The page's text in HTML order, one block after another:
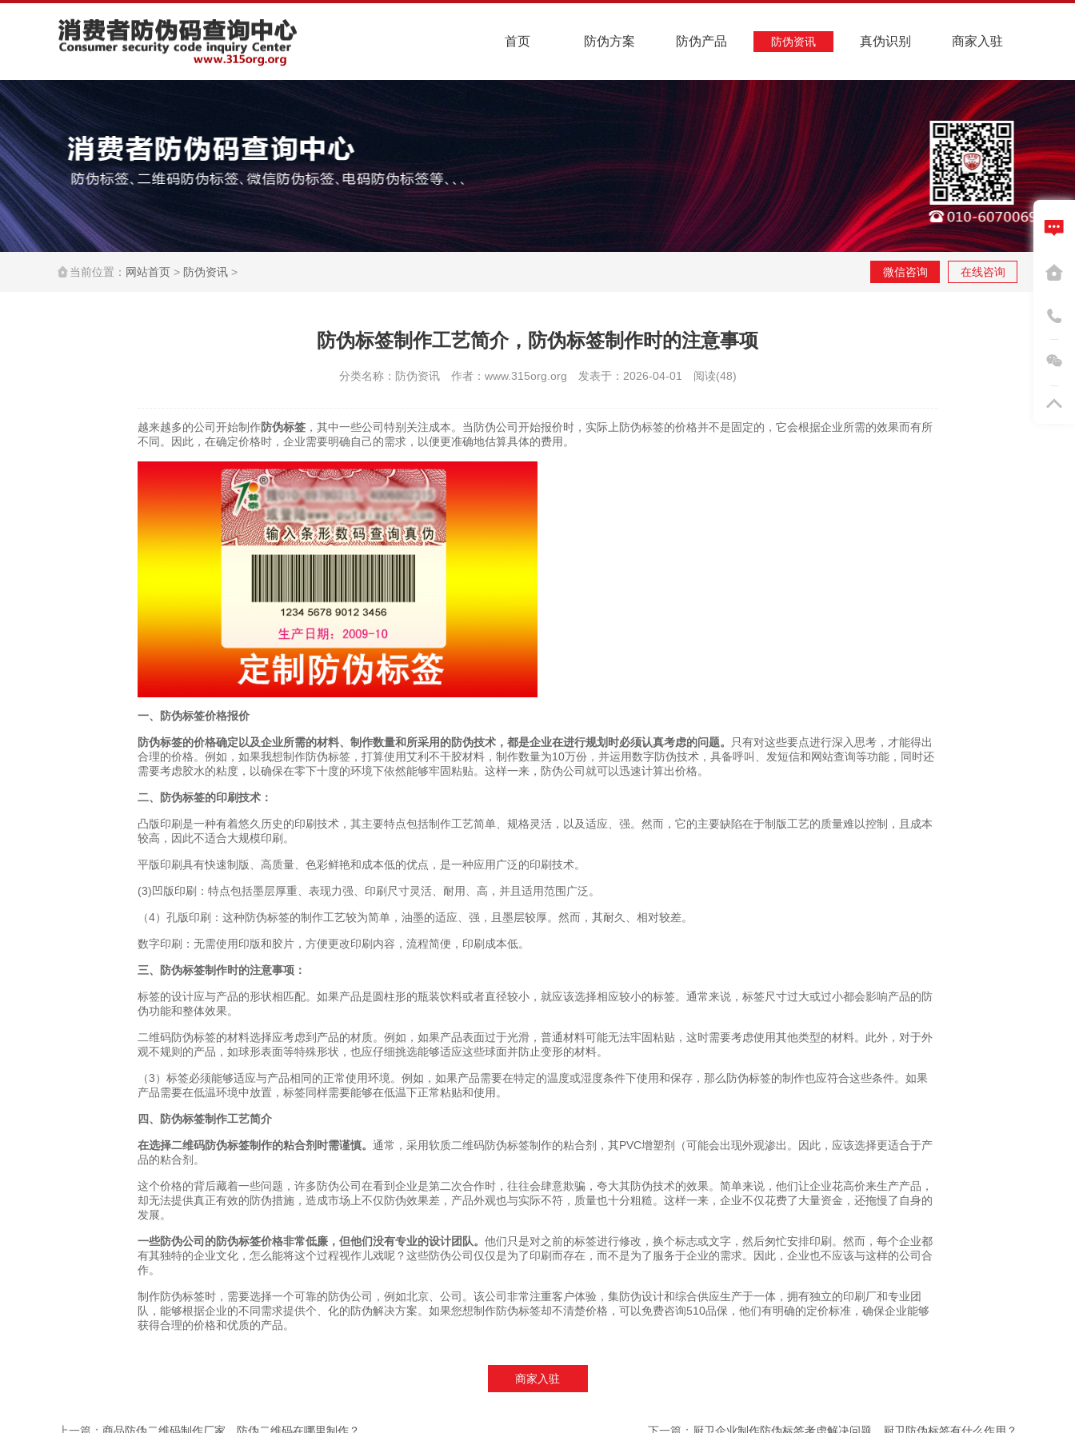
首页 防伪方案 防伪产品 防伪资讯 真伪识别 商家入驻
当前位置： 网站首页 > 防伪资讯 > 微信咨询 在线咨询
防伪标签制作工艺简介，防伪标签制作时的注意事项
分类名称：防伪资讯 作者：www.315org.org 发表于：2026-04-01 阅读(48)
越来越多的公司开始制作防伪标签 ，其中一些公司特别关注成本。当防伪公司开始报价时，实际上防伪标签的价格并不是固定的，它会根据企业所需的效果而有所
不同。因此，在确定价格时，企业需要明确自己的需求，以便更准确地估算具体的费用。
一、防伪标签价格报价
防伪标签的价格确定以及企业所需的材料、制作数量和所采用的防伪技术，都是企业在进行规划时必须认真考虑的问题。
只有对这些要点进行深入思考，才能得出
合理的价格。例如，如果我想制作防伪标签，打算使用艾利不干胶材料，制作数量为10万份，并运用数字防伪技术，具备呼叫、发短信和网站查询等功能，同时还
需要考虑胶水的粘度，以确保在零下十度的环境下依然能够牢固粘贴。这样一来，防伪公司就可以迅速计算出价格。
二、防伪标签的印刷技术：
凸版印刷是一种有着悠久历史的印刷技术，其主要特点包括制作工艺简单、规格灵活，以及适应、强。然而，它的主要缺陷在于制版工艺的质量难以控制，且成本
较高，因此不适合大规模印刷。
平版印刷具有快速制版、高质量、色彩鲜艳和成本低的优点，是一种应用广泛的印刷技术。
(3)凹版印刷：特点包括墨层厚重、表现力强、印刷尺寸灵活、耐用、高，并且适用范围广泛。
（4）孔版印刷：这种防伪标签的制作工艺较为简单，油墨的适应、强，且墨层较厚。然而，其耐久、相对较差。
数字印刷：无需使用印版和胶片，方便更改印刷内容，流程简便，印刷成本低。
三、防伪标签制作时的注意事项：
标签的设计应与产品的形状相匹配。如果产品是圆柱形的瓶装饮料或者直径较小，就应该选择相应较小的标签。通常来说，标签尺寸过大或过小都会影响产品的防
伪功能和整体效果。
二维码防伪标签的材料选择应考虑到产品的材质。例如，如果产品表面过于光滑，普通材料可能无法牢固粘贴，这时需要考虑使用其他类型的材料。此外，对于外
观不规则的产品，如球形表面等特殊形状，也应仔细挑选能够适应这些球面并防止变形的材料。
（3）标签必须能够适应与产品相同的正常使用环境。例如，如果产品需要在特定的温度或湿度条件下使用和保存，那么防伪标签的制作也应符合这些条件。如果
产品需要在低温环境中放置，标签同样需要能够在低温下正常粘贴和使用。
四、防伪标签制作工艺简介
在选择二维码防伪标签制作的粘合剂时需谨慎。 通常，采用软质二维码防伪标签制作的粘合剂，其PVC增塑剂（可能会出现外观渗出。因此，应该选择更适合于产
品的粘合剂。
这个价格的背后藏着一些问题，许多防伪公司在看到企业是第二次合作时，往往会肆意欺骗，夸大其防伪技术的效果。简单来说，他们让企业花高价来生产产品，
却无法提供真正有效的防伪措施，造成市场上不仅防伪效果差，产品外观也与实际不符，质量也十分粗糙。这样一来，企业不仅花费了大量资金，还拖慢了自身的
发展。
一些防伪公司的防伪标签价格非常低廉，但他们没有专业的设计团队。 他们只是对之前的标签进行修改，换个标志或文字，然后匆忙安排印刷。然而，每个企业都
有其独特的企业文化，怎么能将这个过程视作儿戏呢？这些防伪公司仅仅是为了印刷而存在，而不是为了服务于企业的需求。因此，企业也不应该与这样的公司合
作。
制作防伪标签时，需要选择一个可靠的防伪公司，例如北京、公司。该公司非常注重客户体验，集防伪设计和综合供应生产于一体，拥有独立的印刷厂和专业团
队，能够根据企业的不同需求提供个、化的防伪解决方案。如果您想制作防伪标签却不清楚价格，可以免费咨询510品保，他们有明确的定价标准，确保企业能够
获得合理的价格和优质的产品。
商家入驻